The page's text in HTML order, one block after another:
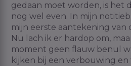
gedaan moet worden, is het
nog wel even. In mijn
mijn eerste aantekening van
Nu lach ik er hardop om,
moment geen flauw benul
kijken bij een verbouwing